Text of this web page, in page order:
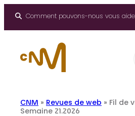
Comment pouvons-nous vous
CNM » Revues de web » Fil de
Semaine 21.2026